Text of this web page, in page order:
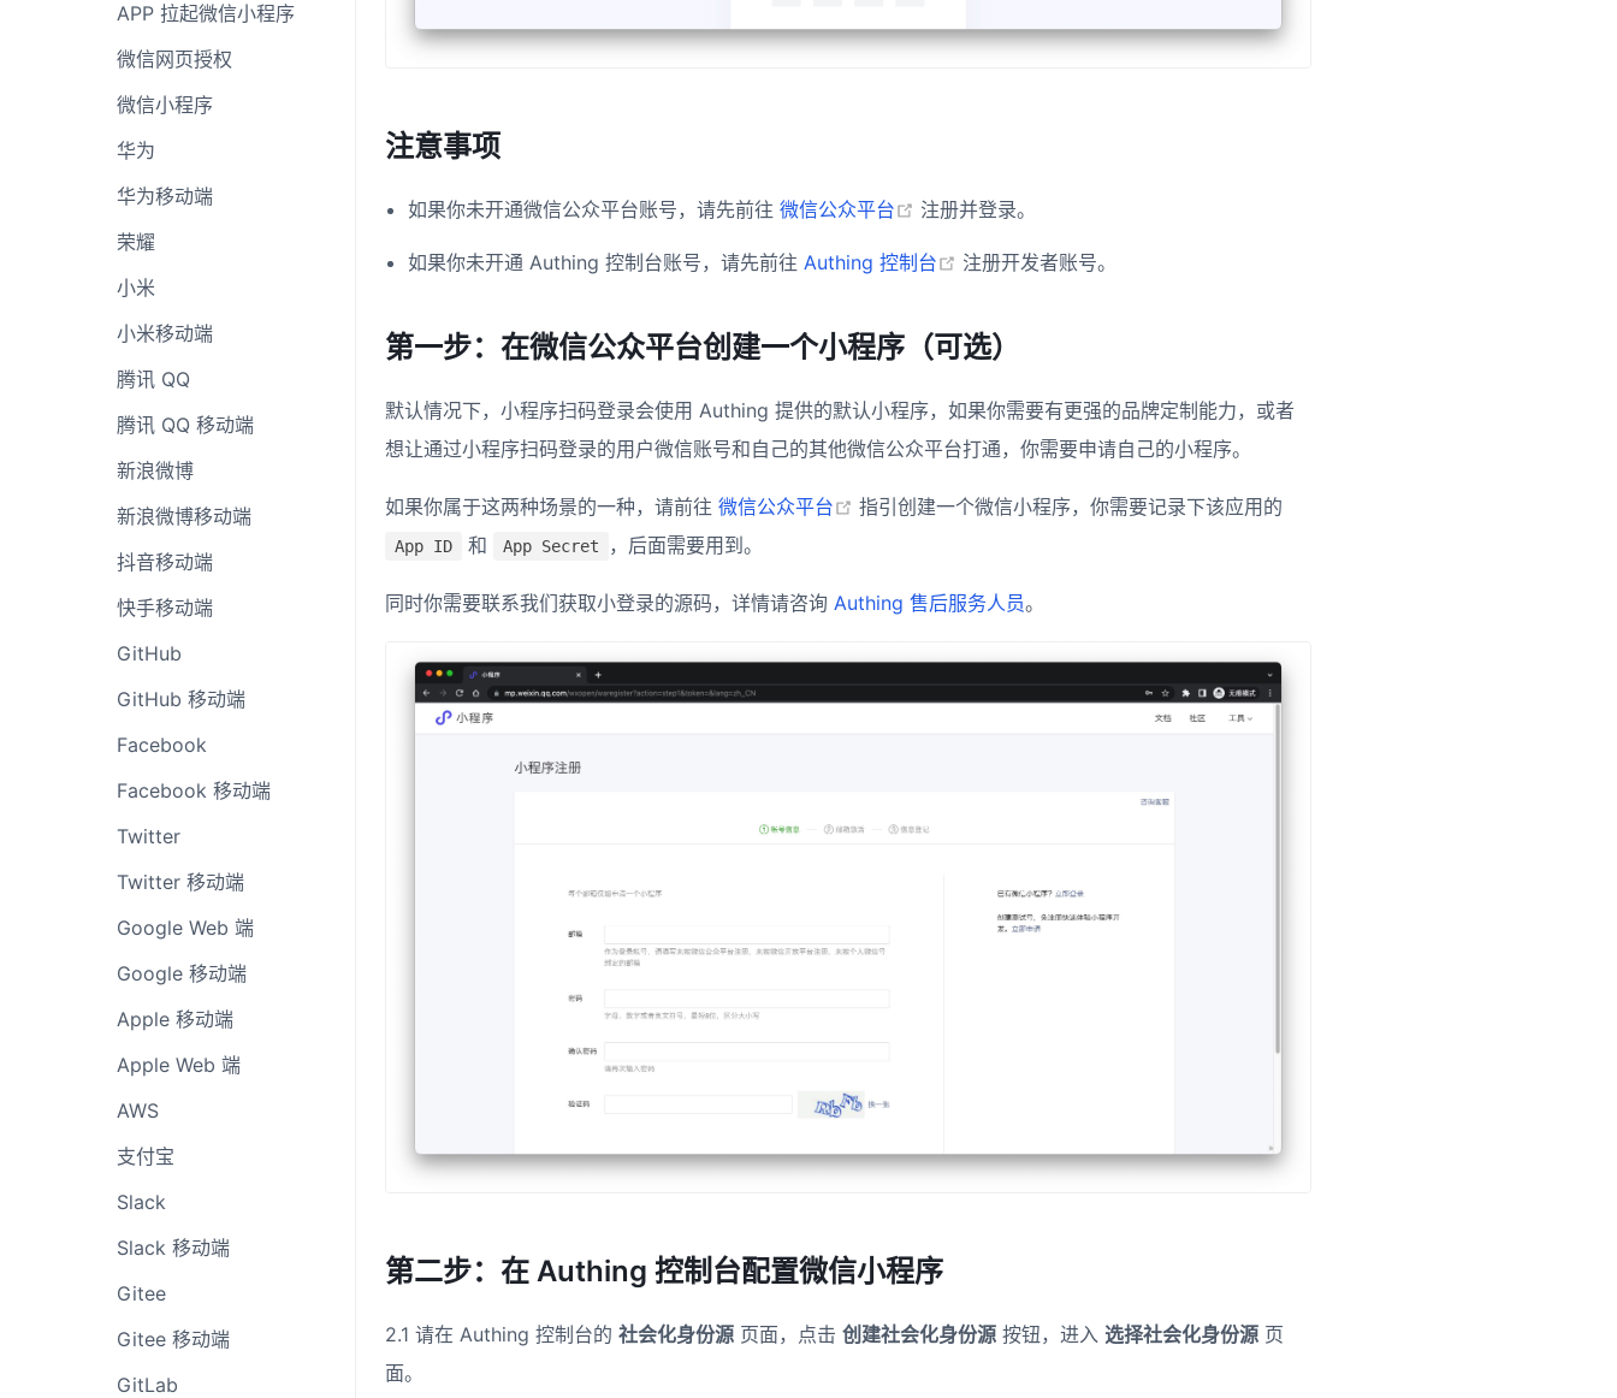
APP 拉起微信小程序
微信网页授权
微信小程序
华为
华为移动端
荣耀
小米
小米移动端
腾讯 QQ
腾讯 QQ 移动端
新浪微博
新浪微博移动端
抖音移动端
快手移动端
GitHub
GitHub 移动端
Facebook
Facebook 移动端
Twitter
Twitter 移动端
Google Web 端
Google 移动端
Apple 移动端
Apple Web 端
AWS
支付宝
Slack
Slack 移动端
Gitee
Gitee 移动端
GitLab
注意事项
如果你未开通微信公众平台账号，请先前往微信公众平台 (opens new window)
注册并登录。
如果你未开通 Authing 控制台账号，请先前往Authing 控制台 (opens new window)
注册开发者账号。
第一步：在微信公众平台创建一个小程序（可选）
默认情况下，小程序扫码登录会使用 Authing 提供的默认小程序，如果你需要有更强的品牌定制能力，或者
想让通过小程序扫码登录的用户微信账号和自己的其他微信公众平台打通，你需要申请自己的小程序。
如果你属于这两种场景的一种，请前往 微信公众平台 (opens new window)
指引创建一个微信小程序，你需要记录下该应用的
App ID 和 App Secret ，后面需要用到。
同时你需要联系我们获取小登录的源码，详情请咨询 Authing 售后服务人员。
第二步：在 Authing 控制台配置微信小程序
2.1 请在 Authing 控制台的 社会化身份源 页面，点击 创建社会化身份源 按钮，进入 选择社会化身份源 页
面。